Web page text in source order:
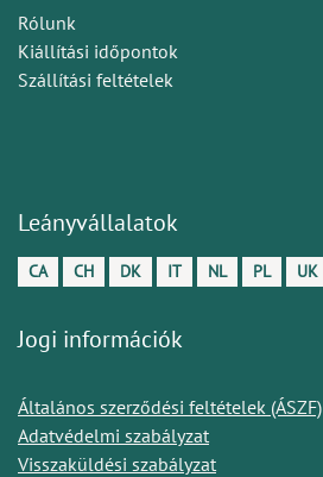
Rólunk
Kiállítási időpontok
Szállítási feltételek
Leányvállalatok
CA CH DK IT NL PL UK
Jogi információk
Általános szerződési feltételek (ÁSZF)
Adatvédelmi szabályzat
Visszaküldési szabályzat